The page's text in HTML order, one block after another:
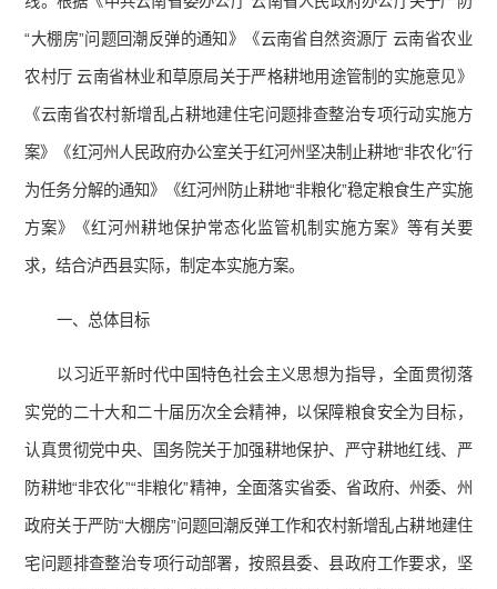
“大棚房”问题回潮反弹的通知》《云南省自然资源厅 云南省农业
农村厅 云南省林业和草原局关于严格耕地用途管制的实施意见》
《云南省农村新增乱占耕地建住宅问题排查整治专项行动实施方
案》《红河州人民政府办公室关于红河州坚决制止耕地“非农化”行
为任务分解的通知》《红河州防止耕地“非粮化”稳定粮食生产实施
方案》《红河州耕地保护常态化监管机制实施方案》等有关要
求，结合泸西县实际，制定本实施方案。
一、总体目标
以习近平新时代中国特色社会主义思想为指导，全面贯彻落
实党的二十大和二十届历次全会精神，以保障粮食安全为目标，
认真贯彻党中央、国务院关于加强耕地保护、严守耕地红线、严
防耕地“非农化”“非粮化”精神，全面落实省委、省政府、州委、州
政府关于严防“大棚房”问题回潮反弹工作和农村新增乱占耕地建住
宅问题排查整治专项行动部署，按照县委、县政府工作要求，坚